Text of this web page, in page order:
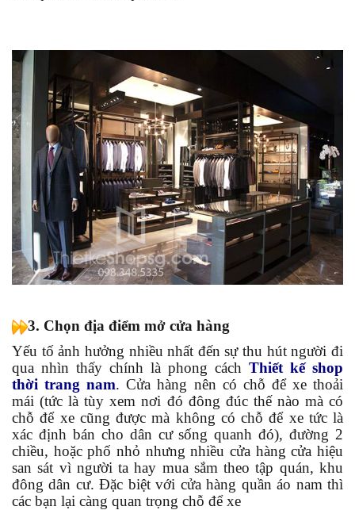
3. Chọn địa điểm mở cửa hàng
Yếu tố ảnh hưởng nhiều nhất đến sự thu hút người đi
qua nhìn thấy chính là phong cách Thiết kế shop
thời trang nam. Cửa hàng nên có chỗ để xe thoải
mái (tức là tùy xem nơi đó đông đúc thế nào mà có
chỗ để xe cũng được mà không có chỗ để xe tức là
xác định bán cho dân cư sống quanh đó), đường 2
chiều, hoặc phố nhỏ nhưng nhiều cửa hàng cửa hiệu
san sát vì người ta hay mua sắm theo tập quán, khu
đông dân cư. Đặc biệt với cửa hàng quần áo nam thì
các bạn lại càng quan trọng chỗ để xe